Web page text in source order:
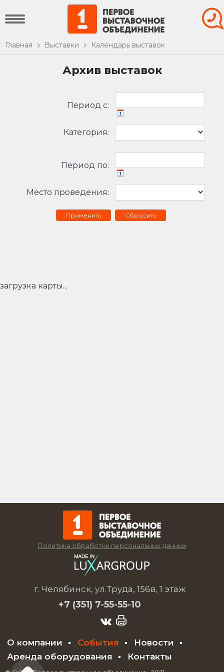
Главная Выставки Календарь выставок
Архив выставок
Период c:
Категория:
Период по:
Место проведения:
Сбросить
загрузка карты...
Политика обработки персональных данных
г. Челябинск, ул.Труда, 156в, 1 этаж
+7 (351) 7-55-55-10
О компании События
Новости
Аренда оборудования
Контакты